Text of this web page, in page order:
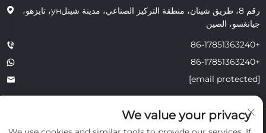
رقم 8، طريق شينان، منطقة التركيز الصناعي، مدينة شينلун، تايزهو،
جيانغسو، الصين
+86-17851363240
+86-17851363240
We value your privacy